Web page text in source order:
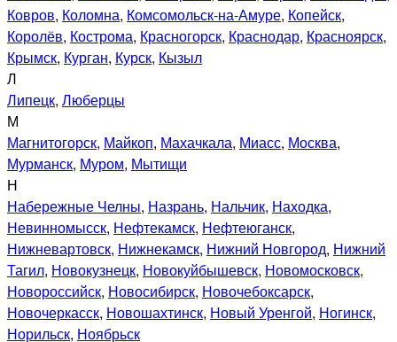
Ковров, Коломна, Комсомольск-на-Амуре, Копейск,
Королёв, Кострома, Красногорск, Краснодар, Красноярск,
Крымск, Курган, Курск, Кызыл
Л
Липецк, Люберцы
М
Магнитогорск, Майкоп, Махачкала, Миасс, Москва,
Мурманск, Муром, Мытищи
Н
Набережные Челны, Назрань, Нальчик, Находка,
Невинномысск, Нефтекамск, Нефтеюганск,
Нижневартовск, Нижнекамск, Нижний Новгород, Нижний
Тагил, Новокузнецк, Новокуйбышевск, Новомосковск,
Новороссийск, Новосибирск, Новочебоксарск,
Новочеркасск, Новошахтинск, Новый Уренгой, Ногинск,
Норильск, Ноябрьск